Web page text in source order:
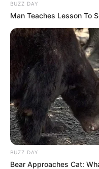
BUZZ DAY
Man Teaches Lesson To
BUZZ DAY
Bear Approaches Cat: